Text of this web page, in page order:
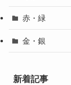
赤・緑
金・銀
新着記事